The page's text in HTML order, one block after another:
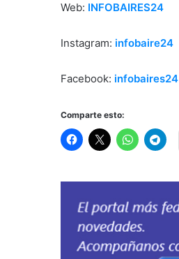
Web: INFOBAIRES24
Instagram: infobaire24
Facebook: infobaires24
Comparte esto: